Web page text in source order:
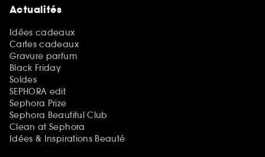
Actualités
Idées cadeaux
Cartes cadeaux
Gravure parfum
Black Friday
Soldes
SEPHORA edit
Sephora Prize
Sephora Beautiful Club
Clean at Sephora
Idées & Inspirations Beauté